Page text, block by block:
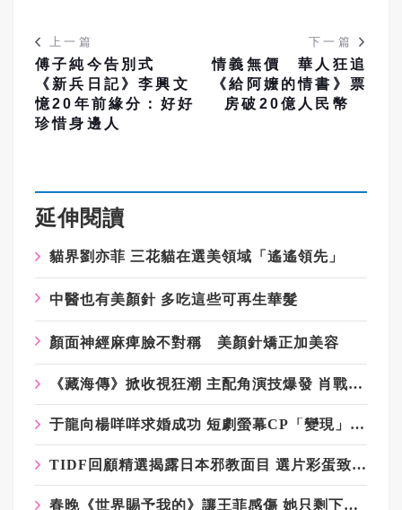
上一篇
傅子純今告別式
《新兵日記》李興文
憶20年前緣分：好好
珍惜身邊人
下一篇
情義無價 華人狂追
《給阿嬤的情書》票
房破20億人民幣
延伸閱讀
貓界劉亦菲 三花貓在選美領域「遙遙領先」
中醫也有美顏針 多吃這些可再生華髮
顏面神經麻痺臉不對稱 美顏針矯正加美容
《藏海傳》掀收視狂潮 主配角演技爆發 肖戰不是第一
于龍向楊咩咩求婚成功 短劇螢幕CP「變現」熱搜破億
TIDF回顧精選揭露日本邪教面目 選片彩蛋致敬資深攝影張照堂
春晚《世界賜予我的》讓王菲感傷 她只剩下四位親人